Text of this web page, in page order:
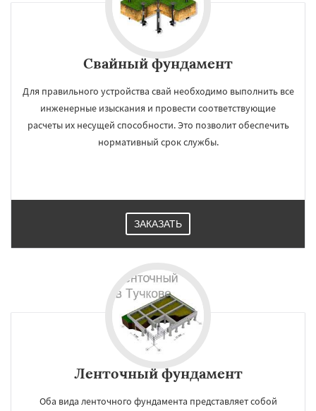
Свайный фундамент
Для правильного устройства свай необходимо выполнить все
инженерные изыскания и провести соответствующие
расчеты их несущей способности. Это позволит обеспечить
нормативный срок службы.
ЗАКАЗАТЬ
Ленточный фундамент
Оба вида ленточного фундамента представляет собой